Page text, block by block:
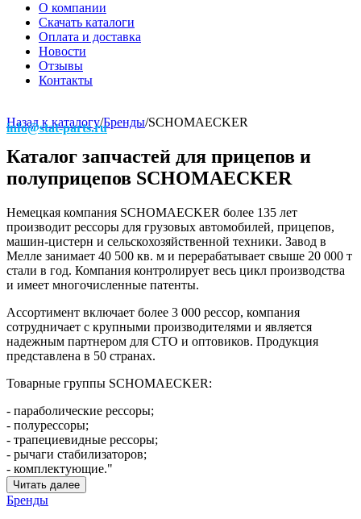
О компании
Скачать каталоги
Оплата и доставка
Новости
Отзывы
Контакты
info@stat-parts.ru
Назад к каталогу/Бренды/SCHOMAECKER
Каталог запчастей для прицепов и
полуприцепов SCHOMAECKER
Немецкая компания SCHOMAECKER более 135 лет
производит рессоры для грузовых автомобилей, прицепов,
машин-цистерн и сельскохозяйственной техники. Завод в
Мелле занимает 40 500 кв. м и перерабатывает свыше 20 000 т
стали в год. Компания контролирует весь цикл производства
и имеет многочисленные патенты.
Ассортимент включает более 3 000 рессор, компания
сотрудничает с крупными производителями и является
надежным партнером для СТО и оптовиков. Продукция
представлена в 50 странах.
Товарные группы SCHOMAECKER:
- параболические рессоры;
- полурессоры;
- трапециевидные рессоры;
- рычаги стабилизаторов;
- комплектующие."
Читать далее
Бренды